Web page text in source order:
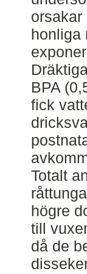
orsakar
honliga
BPA
fick
Totalt
högre
till
då de